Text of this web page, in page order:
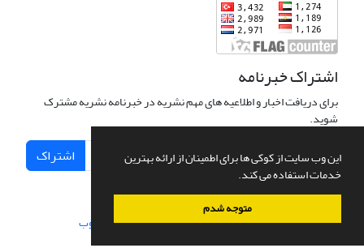
این وب سایت از کوکی ها برای اطمینان از ارائه بهترین
خدمات استفاده می کند.
متوجه شدم
اشتراک خبرنامه
برای دریافت اخبار و اطلاعیه های مهم نشریه در خبرنامه نشریه مشترک
شوید.
اشتراک
سامانه مدیریت نشریات علمی.طراحی و پیاده سازی از سیناوب